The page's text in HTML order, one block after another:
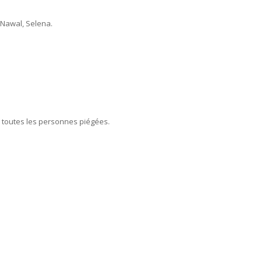
Selena.
les personnes piégées.